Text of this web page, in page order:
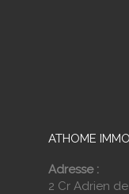
ATHOME
Adresse :
2 Cr Adrien